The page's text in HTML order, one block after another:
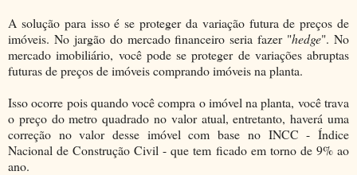
A solução para isso é se proteger da variação futura de preços de
imóveis. No jargão do mercado financeiro seria fazer "hedge". No
mercado imobiliário, você pode se proteger de variações abruptas
futuras de preços de imóveis comprando imóveis na planta.
Isso ocorre pois quando você compra o imóvel na planta, você trava
o preço do metro quadrado no valor atual, entretanto, haverá uma
correção no valor desse imóvel com base no INCC - Índice
Nacional de Construção Civil - que tem ficado em torno de 9% ao
ano.